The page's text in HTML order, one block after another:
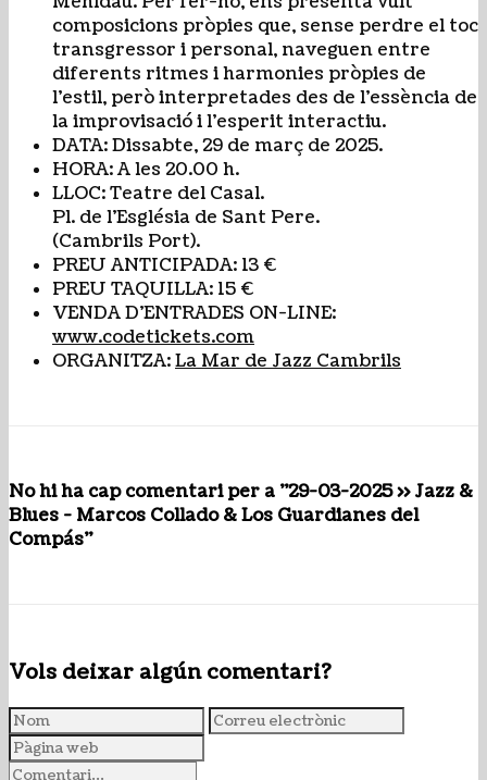
composicions pròpies que, sense perdre el toc
transgressor i personal, naveguen entre
diferents ritmes i harmonies pròpies de
l’estil, però interpretades des de l’essència de
la improvisació i l’esperit interactiu.
DATA: Dissabte, 29 de març de 2025.
HORA: A les 20.00 h.
LLOC: Teatre del Casal.
Pl. de l’Església de Sant Pere.
(Cambrils Port).
PREU ANTICIPADA: 13 €
PREU TAQUILLA: 15 €
VENDA D’ENTRADES ON-LINE:
www.codetickets.com
ORGANITZA:La Mar de Jazz Cambrils
No hi ha cap comentari per a "29-03-2025 >> Jazz &
Blues - Marcos Collado & Los Guardianes del
Compás"
Vols deixar algún comentari?